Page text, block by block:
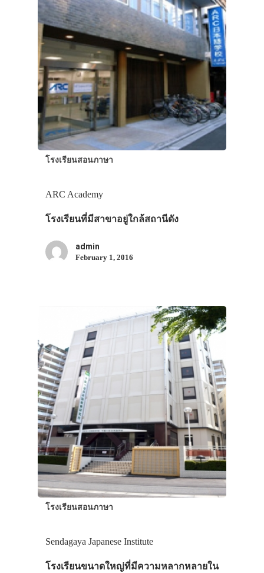
โรงเรียนสอนภาษา
ARC Academy
โรงเรียนที่มีสาขาอยู่ใกล้สถานีดัง
admin
February 1, 2016
โรงเรียนสอนภาษา
Sendagaya Japanese Institute
โรงเรียนขนาดใหญ่ที่มีความหลากหลายใน